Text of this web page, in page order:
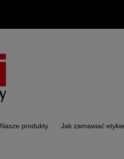
Nasze produkty Jak zamawiać